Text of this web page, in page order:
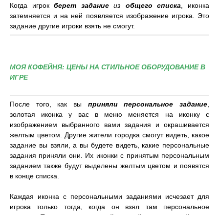
Когда игрокберет заданиеиз общего списка , иконка
затемняется и на ней появляется изображение игрока. Это
задание другие игроки взять не смогут.
МОЯ КОФЕЙНЯ: ЦЕНЫ НА СТИЛЬНОЕ ОБОРУДОВАНИЕ В
ИГРЕ
После того, как вы приняли персональное задание
золотая иконка у вас в меню меняется на иконку с
изображением выбранного вами задания и окрашивается
желтым цветом. Другие жители городка смогут видеть, какое
задание вы взяли, а вы будете видеть, какие персональные
задания приняли они. Их иконки с принятым персональным
заданием также будут выделены желтым цветом и появятся
в конце списка.
Каждая иконка с персональными заданиями исчезает для
игрока только тогда, когда он взял там персональное